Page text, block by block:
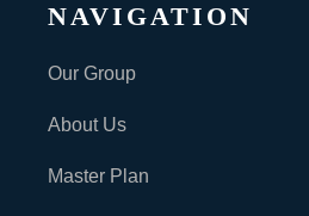
NAVIGATION
Our Group
About Us
Master Plan